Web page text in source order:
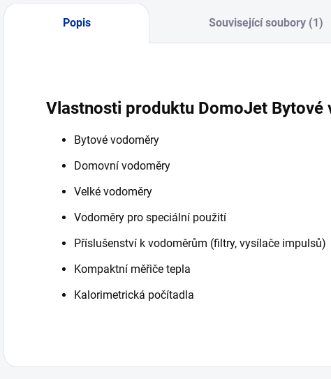
Popis Související soubory (1)
Vlastnosti produktu DomoJet Bytové
Bytové vodoměry
Domovní vodoměry
Velké vodoměry
Vodoměry pro speciální použití
Příslušenství k vodoměrům (filtry, vysílače impulsů)
Kompaktní měřiče tepla
Kalorimetrická počítadla